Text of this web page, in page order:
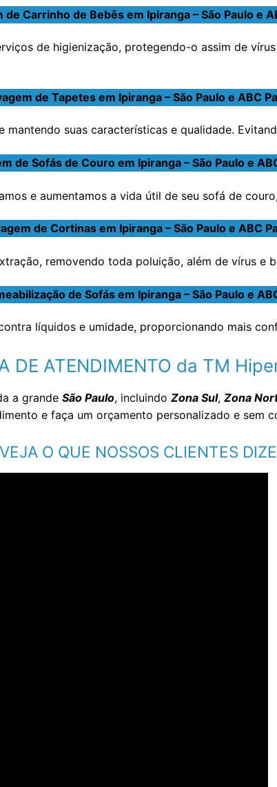
de Carrinho de Bebês em Ipiranga – São Paulo e
de higienização, protegendo-o assim de
de Tapetes em Ipiranga – São Paulo e ABC
suas características e qualidade.
de Sofás de Couro em Ipiranga – São Paulo e
e aumentamos a vida útil de seu sofá de
de Cortinas em Ipiranga – São Paulo e ABC
removendo toda poluição, além de vírus e
de Sofás em Ipiranga – São Paulo e
líquidos e umidade, proporcionando mais
DE ATENDIMENTO da TM
a grande São Paulo, incluindo Zona Sul, Zona
e faça um orçamento personalizado e sem
VEJA O QUE NOSSOS CLIENTES